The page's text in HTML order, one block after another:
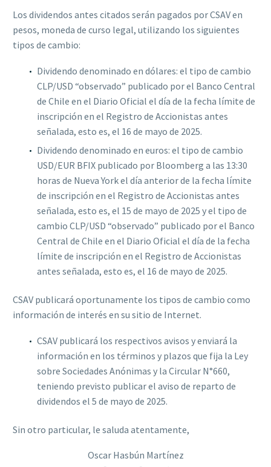
Los dividendos antes citados serán pagados por CSAV en
pesos, moneda de curso legal, utilizando los siguientes
tipos de cambio:
Dividendo denominado en dólares: el tipo de cambio
CLP/USD “observado” publicado por el Banco Central
de Chile en el Diario Oficial el día de la fecha límite de
inscripción en el Registro de Accionistas antes
señalada, esto es, el 16 de mayo de 2025.
Dividendo denominado en euros: el tipo de cambio
USD/EUR BFIX publicado por Bloomberg a las 13:30
horas de Nueva York el día anterior de la fecha límite
de inscripción en el Registro de Accionistas antes
señalada, esto es, el 15 de mayo de 2025 y el tipo de
cambio CLP/USD “observado” publicado por el Banco
Central de Chile en el Diario Oficial el día de la fecha
límite de inscripción en el Registro de Accionistas
antes señalada, esto es, el 16 de mayo de 2025.
CSAV publicará oportunamente los tipos de cambio como
información de interés en su sitio de Internet.
CSAV publicará los respectivos avisos y enviará la
información en los términos y plazos que fija la Ley
sobre Sociedades Anónimas y la Circular N°660,
teniendo previsto publicar el aviso de reparto de
dividendos el 5 de mayo de 2025.
Sin otro particular, le saluda atentamente,
Oscar Hasbún Martínez